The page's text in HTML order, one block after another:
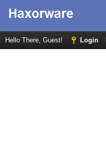
Hello There, Guest! Login